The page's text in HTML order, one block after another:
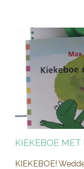
KIEKEBOE MET
KIEKEBOE!